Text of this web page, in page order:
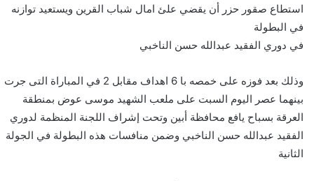
استطاع صقور حزر أن يقضي علئ امال شباب القرين ويستعيد توازنه
في البطولة
في دوري الفقيد عبدالله حسن الناخبي
وذلك بعد فوزه على خمصه با 6 اهداف مقابل 2 في المباراة التى جرت
بينهما عصر اليوم السبت على ملعب الشهيد موسى عوض بمنطقة
العرقة بسباح يافع محافظة أبين وتحت إشراف اللجنة المنظمة لدوري
الفقيد عبدالله حسن الناخبي وضمن منافسات هذه البطولة في الجولة
الثانية